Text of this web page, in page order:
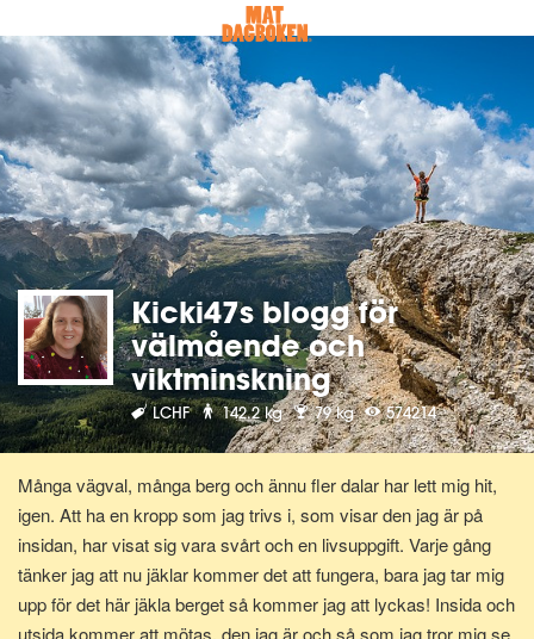
Kicki47s blogg för
välmående och
viktminskning
LCHF 142.2 kg 79 kg 574214
Många vägval, många berg och ännu fler dalar har lett mig hit,
igen. Att ha en kropp som jag trivs i, som visar den jag är på
insidan, har visat sig vara svårt och en livsuppgift. Varje gång
tänker jag att nu jäklar kommer det att fungera, bara jag tar mig
upp för det här jäkla berget så kommer jag att lyckas! Insida och
utsida kommer att mötas, den jag är och så som jag tror mig se